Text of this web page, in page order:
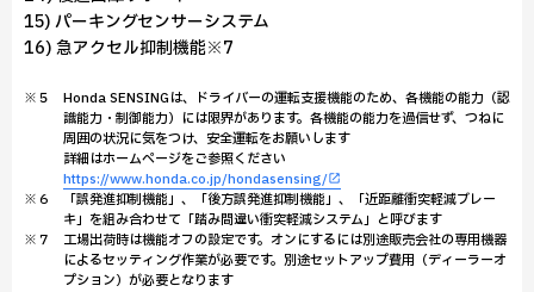
15) パーキングセンサーシステム
16) 急アクセル抑制機能※7
※５ Honda SENSINGは、ドライバーの運転支援機能のため、各機能の能力（認
識能力・制御能力）には限界があります。各機能の能力を過信せず、つねに
周囲の状況に気をつけ、安全運転をお願いします
詳細はホームページをご参照ください
https://www.honda.co.jp/hondasensing/
※６ 「誤発進抑制機能」、「後方誤発進抑制機能」、「近距離衝突軽減ブレー
キ」を組み合わせて「踏み間違い衝突軽減システム」と呼びます
※７ 工場出荷時は機能オフの設定です。オンにするには別途販売会社の専用機器
によるセッティング作業が必要です。別途セットアップ費用（ディーラーオ
プション）が必要となります